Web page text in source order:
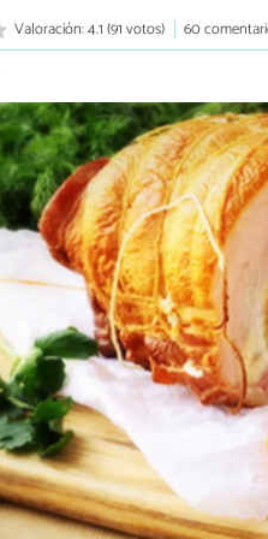
Valoración: 4.1 (91 votos)
60